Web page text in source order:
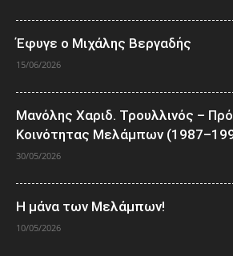
Έφυγε ο Μιχάλης Βεργαδής
15/06/2026
Μανόλης Χαριδ. Τρουλλινός –
Κοινότητας Μελάμπων
30/05/2026
Η μάνα των Μελάμπων!
10/05/2026